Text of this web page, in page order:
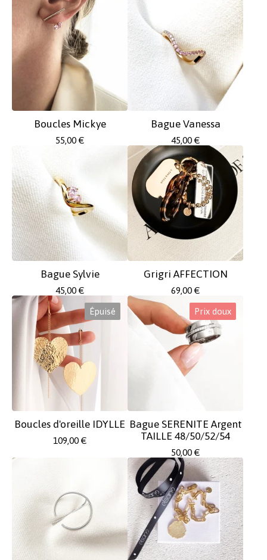
Boucles Mickye
55,00 €
Bague Vanessa
45,00 €
Bague Sylvie
45,00 €
Grigri AFFECTION
69,00 €
Épuisé
Boucles d'oreille IDYLLE
109,00 €
Prix doux
Bague SERENITE Argent
TAILLE 48/50/52/54
50,00 €